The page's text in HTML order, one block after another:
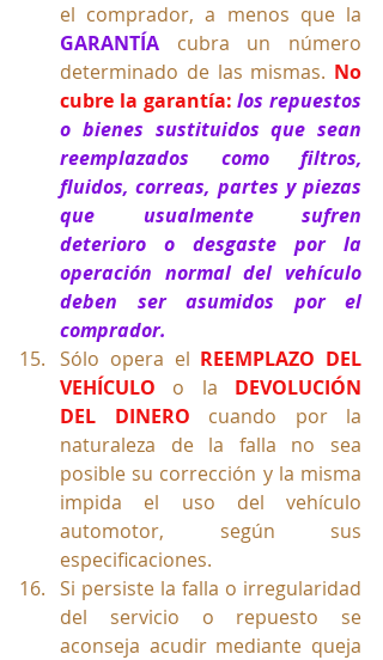
GARANTÍA cubra un número
determinado de las mismas. No
cubre la garantía: los repuestos
o bienes sustituidos que sean
reemplazados como filtros,
fluidos, correas, partes y piezas
que usualmente sufren
deterioro o desgaste por la
operación normal del vehículo
deben ser asumidos por el
comprador.
Sólo opera el REEMPLAZO DEL
VEHÍCULO o la DEVOLUCIÓN
DEL DINERO cuando por la
naturaleza de la falla no sea
posible su corrección y la misma
impida el uso del vehículo
automotor, según sus
especificaciones.
Si persiste la falla o irregularidad
del servicio o repuesto se
aconseja acudir mediante queja